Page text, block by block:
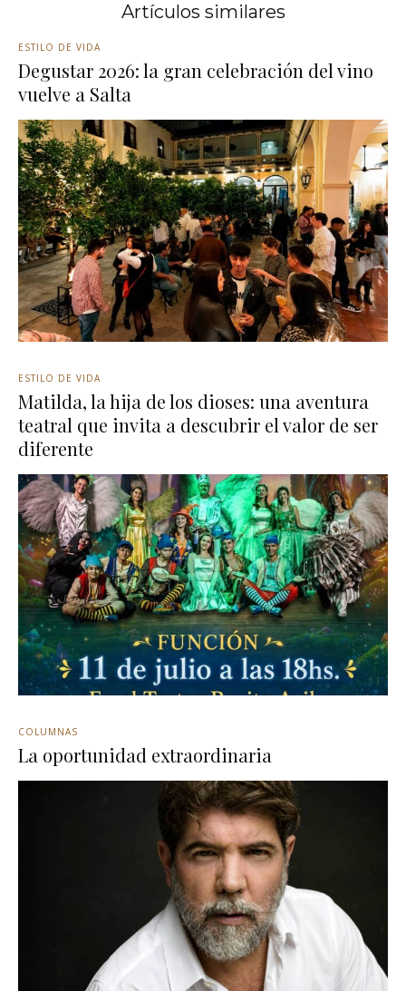
Artículos similares
ESTILO DE VIDA
Degustar 2026: la gran celebración del vino
vuelve a Salta
ESTILO DE VIDA
Matilda, la hija de los dioses: una aventura
teatral que invita a descubrir el valor de ser
diferente
COLUMNAS
La oportunidad extraordinaria